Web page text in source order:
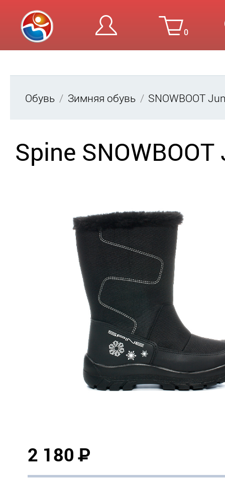
0
Обувь Зимняя обувь SNOWBOOT
Spine
2 180Р